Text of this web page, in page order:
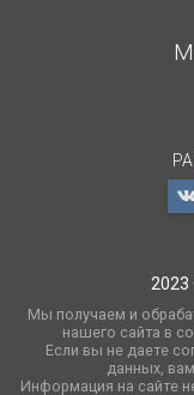
Мы получаем и
нашего сайта в
Если вы не даете
данных,
Информация на сайте